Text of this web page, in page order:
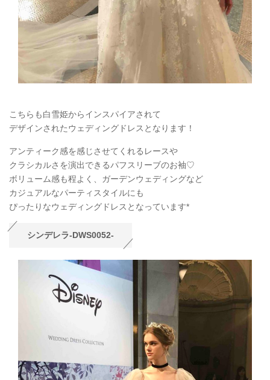
こちらも白雪姫からインスパイアされて
デザインされたウェディングドレスとなります！
アンティーク感を感じさせてくれるレースや
クラシカルさを演出できるパフスリーブのお袖♡
ボリューム感も程よく、ガーデンウェディングなど
カジュアルなパーティスタイルにも
ぴったりなウェディングドレスとなっています*
シンデレラ-DWS0052-